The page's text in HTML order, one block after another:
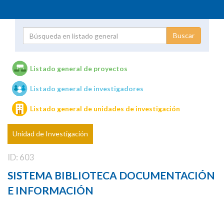
Unidades de investigación
Listado general de proyectos
Listado general de investigadores
Listado general de unidades de investigación
Unidad de Investigación
ID: 603
SISTEMA BIBLIOTECA DOCUMENTACIÓN
E INFORMACIÓN